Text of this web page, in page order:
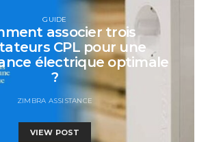
GUIDE
associer trois
CPL pour une
électrique optimale
?
ZIMBRA ASSISTANCE
VIEW POST